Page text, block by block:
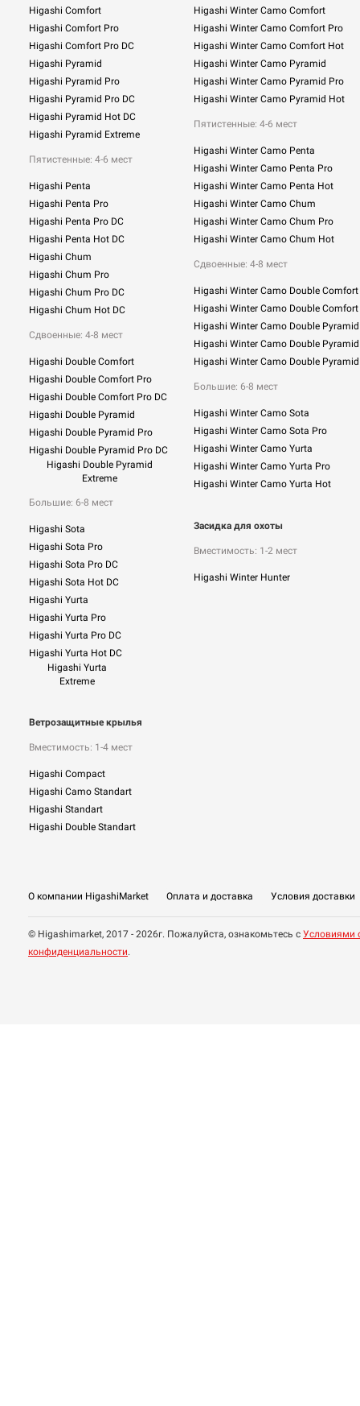
Higashi Comfort
Higashi Comfort Pro
Higashi Comfort Pro DC
Higashi Pyramid
Higashi Pyramid Pro
Higashi Pyramid Pro DC
Higashi Pyramid Hot DC
Higashi Pyramid Extreme
Пятистенные: 4-6 мест
Higashi Penta
Higashi Penta Pro
Higashi Penta Pro DC
Higashi Penta Hot DC
Higashi Chum
Higashi Chum Pro
Higashi Chum Pro DC
Higashi Chum Hot DC
Сдвоенные: 4-8 мест
Higashi Double Comfort
Higashi Double Comfort Pro
Higashi Double Comfort Pro DC
Higashi Double Pyramid
Higashi Double Pyramid Pro
Higashi Double Pyramid Pro DC
Higashi Double Pyramid
Extreme
Большие: 6-8 мест
Higashi Sota
Higashi Sota Pro
Higashi Sota Pro DC
Higashi Sota Hot DC
Higashi Yurta
Higashi Yurta Pro
Higashi Yurta Pro DC
Higashi Yurta Hot DC
Higashi Yurta
Extreme
Ветрозащитные крылья
Вместимость: 1-4 мест
Higashi Compact
Higashi Camo Standart
Higashi Standart
Higashi Double Standart
Higashi Winter Camo Comfort
Higashi Winter Camo Comfort Pro
Higashi Winter Camo Comfort Hot
Higashi Winter Camo Pyramid
Higashi Winter Camo Pyramid Pro
Higashi Winter Camo Pyramid Hot
Пятистенные: 4-6 мест
Higashi Winter Camo Penta
Higashi Winter Camo Penta Pro
Higashi Winter Camo Penta Hot
Higashi Winter Camo Chum
Higashi Winter Camo Chum Pro
Higashi Winter Camo Chum Hot
Сдвоенные: 4-8 мест
Higashi Winter Camo Double Comfort
Higashi Winter Camo Double
Higashi Winter Camo Double Pyramid
Higashi Winter Camo Double
Higashi Winter Camo Double
Большие: 6-8 мест
Higashi Winter Camo Sota
Higashi Winter Camo Sota Pro
Higashi Winter Camo Yurta
Higashi Winter Camo Yurta Pro
Higashi Winter Camo Yurta Hot
Засидка для охоты
Вместимость: 1-2 мест
Higashi Winter Hunter
О компании HigashiMarket Оплата и доставка Условия доставки
© Higashimarket, 2017 - 2026г. Пожалуйста, ознакомьтесь с Условиями
конфиденциальности.